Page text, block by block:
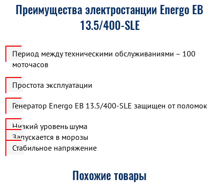
Преимущества электростанции Energo EB
13.5/400-SLE
Период между техническими обслуживаниями – 100
моточасов
Простота эксплуатации
Генератор Energo EB 13.5/400-SLE защищен от поломок
Низкий уровень шума
Запускается в морозы
Стабильное напряжение
Похожие товары